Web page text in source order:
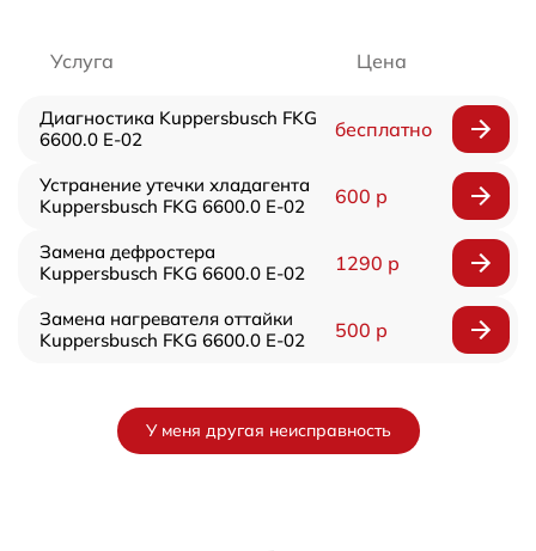
Услуга Цена
Диагностика Kuppersbusch FKG
6600.0 E-02
бесплатно
Устранение утечки хладагента
Kuppersbusch FKG 6600.0 E-02
600 р
Замена дефростера
Kuppersbusch FKG 6600.0 E-02
1290 р
Замена нагревателя оттайки
Kuppersbusch FKG 6600.0 E-02
500 р
У меня другая неисправность